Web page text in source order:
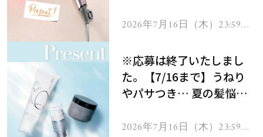
ヘアドライヤー ジュエル
2026年7月16日（木）23:59ま
※応募は終了いたしまし
た。【7/16まで】うねり
やパサつき… 夏の髪悩み
ムを13名様にプレゼン
2026年7月16日（木）23:59ま